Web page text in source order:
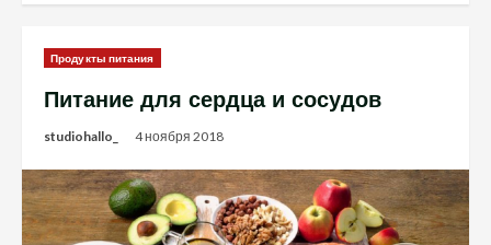
Продукты питания
Питание для сердца и сосудов
studiohallo_ 4 ноября 2018